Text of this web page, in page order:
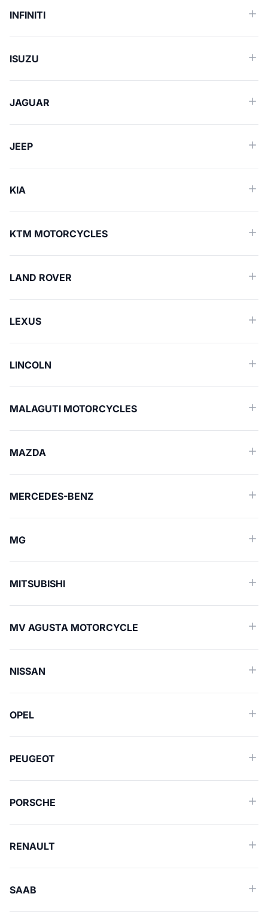
INFINITI
ISUZU
JAGUAR
JEEP
KIA
KTM MOTORCYCLES
LAND ROVER
LEXUS
LINCOLN
MALAGUTI MOTORCYCLES
MAZDA
MERCEDES-BENZ
MG
MITSUBISHI
MV AGUSTA MOTORCYCLE
NISSAN
OPEL
PEUGEOT
PORSCHE
RENAULT
SAAB